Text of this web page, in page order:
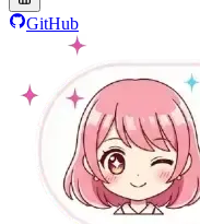
GitHub